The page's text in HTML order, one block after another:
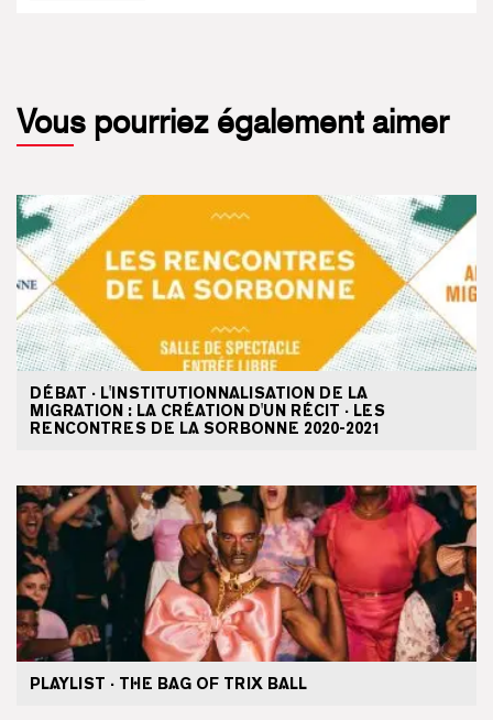
Vous pourriez également aimer
DÉBAT · L'INSTITUTIONNALISATION DE LA
MIGRATION : LA CRÉATION D'UN RÉCIT · LES
RENCONTRES DE LA SORBONNE 2020-2021
PLAYLIST · THE BAG OF TRIX BALL